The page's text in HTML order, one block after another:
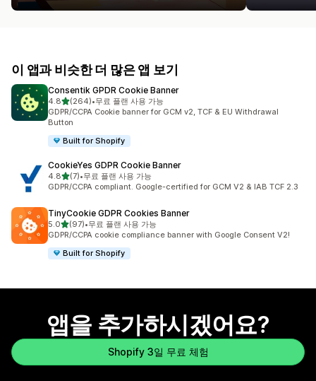
이 앱과 비슷한 더 많은 앱 보기
Consentik GPDR Cookie Banner
4.8별 5개 중
(264)
총 리뷰 264개
•무료 플랜 사용 가능
GDPR/CCPA Cookie banner for GCM v2, TCF & EU Withdrawal
Button
Built for Shopify
CookieYes GDPR Cookie Banner
4.8별 5개 중
(7)
총 리뷰 7개
•무료 플랜 사용 가능
GDPR/CCPA compliant. Google-certified for GCM V2 & IAB TCF 2.3
TinyCookie GDPR Cookies Banner
5.0별 5개 중
(97)
총 리뷰 97개
•무료 플랜 사용 가능
GDPR/CCPA cookie compliance banner with Google Consent V2!
Built for Shopify
앱을 추가하시겠어요?
Shopify 3일 무료 체험